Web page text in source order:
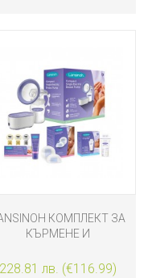
КОМПЛЕКТ ЗА
КЪРМЕНЕ И
228.81 лв. (€116.99)